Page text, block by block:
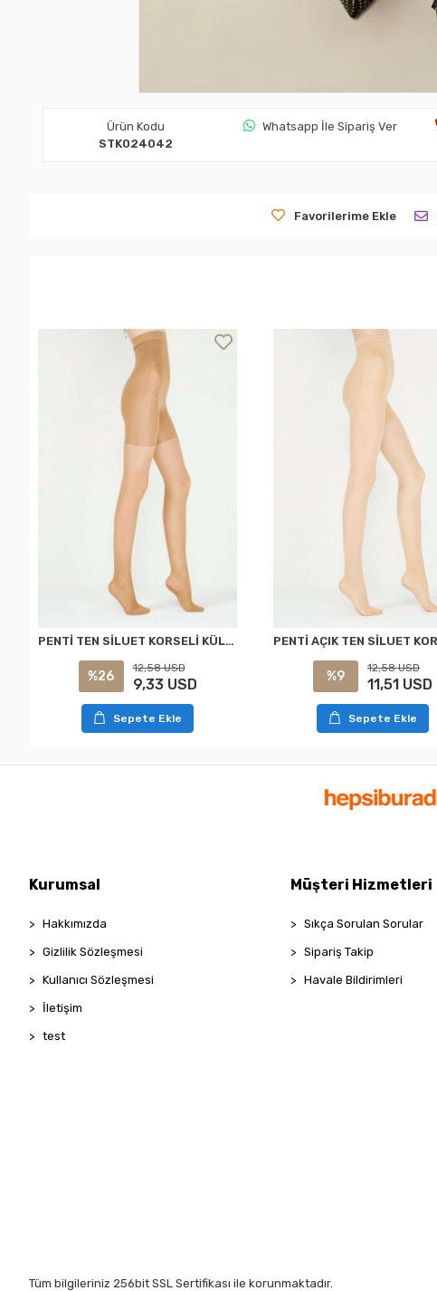
Ürün Kodu
STK024042
Whatsapp İle Sipariş Ver
Favorilerime Ekle
PENTİ TEN SİLUET KORSELİ KÜLOTLU ÇORAP XXL
%26
12,58 USD
9,33 USD
Sepete Ekle
%9
12,58 USD
11,51 USD
Sepete Ekle
Kurumsal
Hakkımızda
Gizlilik Sözleşmesi
Kullanıcı Sözleşmesi
İletişim
test
Müşteri Hizmetleri
Sıkça Sorulan Sorular
Sipariş Takip
Havale Bildirimleri
Tüm bilgileriniz 256bit SSL Sertifikası ile korunmaktadır.